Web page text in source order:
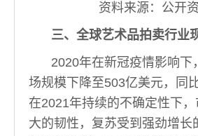
资料来源：公开
三、全球艺术品拍卖行业
2020年在新冠疫情影响下
场规模下降至503亿美元，同
在2021年持续的不确定性下
大的韧性，复苏受到强劲增长